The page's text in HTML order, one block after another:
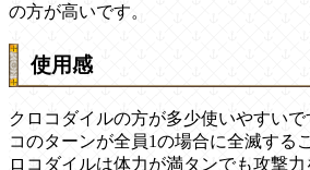
の方が高いです。
使用感
クロコダイルの方が多少使いやすい
コのターンが全員1の場合に全滅する
ロコダイルは体力が満タンでも攻撃力